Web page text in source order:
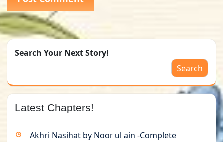
Search Your Next Story!
Search
Latest Chapters!
Akhri Nasihat by Noor ul ain -Complete